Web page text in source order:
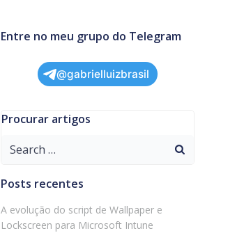
Entre no meu grupo do Telegram
@gabrielluizbrasil
Procurar artigos
Search
Posts recentes
A evolução do script de Wallpaper e
Lockscreen para Microsoft Intune